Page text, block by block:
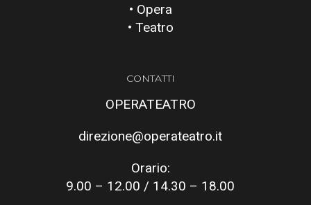
• Opera
• Teatro
CONTATTI
OPERATEATRO
direzione@operateatro.it
Orario:
9.00 – 12.00 / 14.30 – 18.00